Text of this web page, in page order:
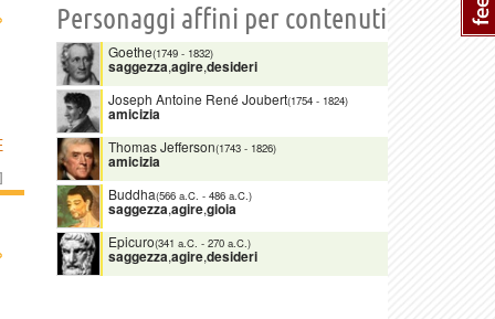
]
Personaggi affini per contenuti
Goethe(1749 - 1832)
saggezza,agire,desideri
Joseph Antoine René Joubert(1754 - 1824)
amicizia
Thomas Jefferson(1743 - 1826)
amicizia
Buddha(566 a.C. - 486 a.C.)
saggezza,agire,gioia
Epicuro(341 a.C. - 270 a.C.)
saggezza,agire,desideri